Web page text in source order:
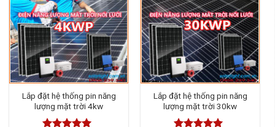
Lắp đặt hệ thống pin năng
lượng mặt trời 4kw
Lắp đặt hệ thống pin năng
lượng mặt trời 30kw